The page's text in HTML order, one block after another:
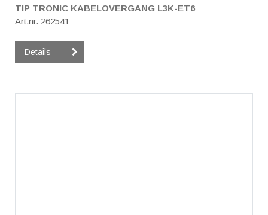
TIP TRONIC KABELOVERGANG L3K-ET6
Art.nr. 262541
Details